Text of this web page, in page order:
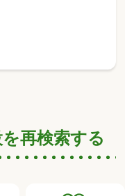
再検索する